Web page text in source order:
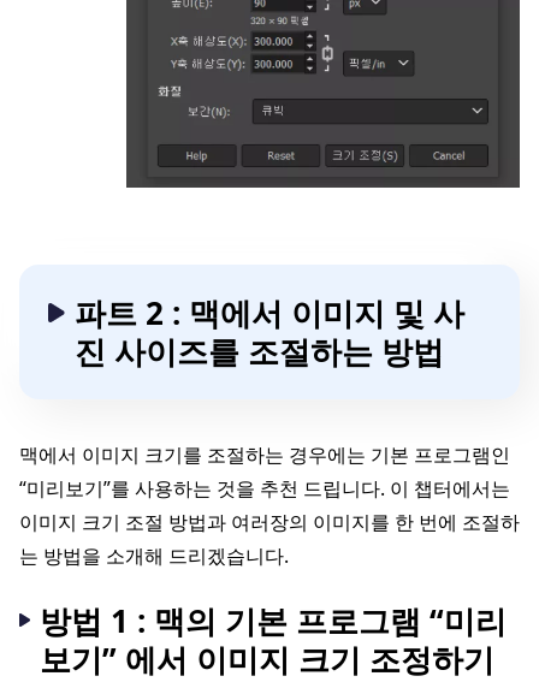
파트 2 : 맥에서 이미지 및 사
진 사이즈를 조절하는 방법
맥에서 이미지 크기를 조절하는 경우에는 기본 프로그램인
“미리보기”를 사용하는 것을 추천 드립니다. 이 챕터에서는
이미지 크기 조절 방법과 여러장의 이미지를 한 번에 조절하
는 방법을 소개해 드리겠습니다.
방법 1 : 맥의 기본 프로그램 “미리
보기” 에서 이미지 크기 조정하기